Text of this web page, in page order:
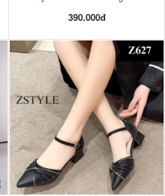
390.000đ